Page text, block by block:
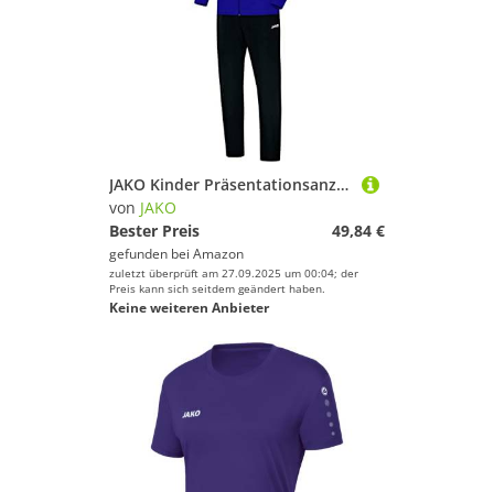
JAKO Kinder Präsentationsanzug Classico, Lila, 140
von JAKO
Bester Preis
49,84 €
gefunden bei Amazon
zuletzt überprüft am 27.09.2025 um 00:04; der
Preis kann sich seitdem geändert haben.
Keine weiteren Anbieter